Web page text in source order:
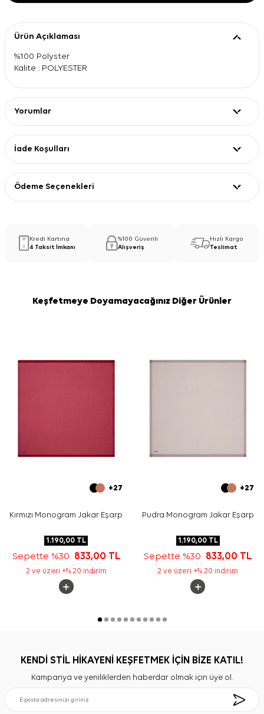
Ürün Açıklaması
%100 Polyster
Kalite : POLYESTER
Yorumlar
İade Koşulları
Ödeme Seçenekleri
Kredi Kartına
4 Taksit İmkanı
%100 Güvenli
Alışveriş
Hızlı Kargo
Teslimat
Keşfetmeye Doyamayacağınız Diğer Ürünler
+27
Kırmızı Monogram Jakar Eşarp
1.190,00 TL
Sepette %30 833,00 TL
2 ve üzeri +% 20 indirim
+27
Pudra Monogram Jakar Eşarp
1.190,00TL
Sepette %30 833,00 TL
2 ve üzeri +% 20 indirim
KENDİ STİL HİKAYENİ KEŞFETMEK İÇİN BİZE KATIL!
Kampanya ve yeniliklerden haberdar olmak için üye ol.